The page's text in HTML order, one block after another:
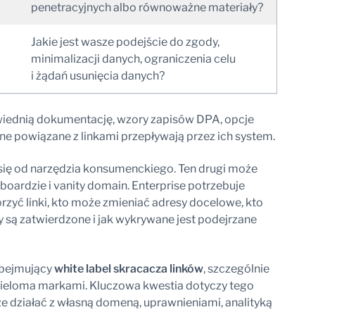
penetracyjnych albo równoważne materiały?
Jakie jest wasze podejście do zgody,
minimalizacji danych, ograniczenia celu
i żądań usunięcia danych?
dokumentację, wzory zapisów DPA, opcje
powiązane z linkami przepływają przez ich system.
od narzędzia konsumenckiego. Ten drugi może
i vanity domain. Enterprise potrzebuje
linki, kto może zmieniać adresy docelowe, kto
zatwierdzone i jak wykrywane jest podejrzane
white label skracacza linków, szczególnie
markami. Kluczowa kwestia dotyczy tego
z własną domeną, uprawnieniami, analityką